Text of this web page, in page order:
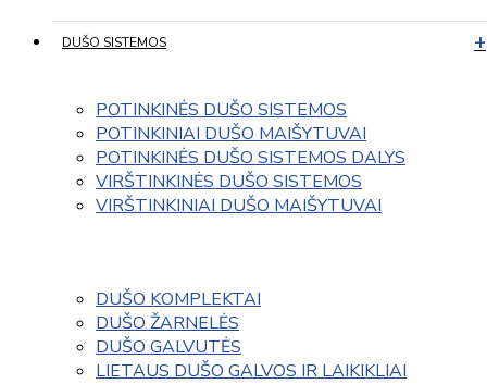
DUŠO SISTEMOS
POTINKINĖS DUŠO SISTEMOS
POTINKINIAI DUŠO MAIŠYTUVAI
POTINKINĖS DUŠO SISTEMOS DALYS
VIRŠTINKINĖS DUŠO SISTEMOS
VIRŠTINKINIAI DUŠO MAIŠYTUVAI
DUŠO KOMPLEKTAI
DUŠO ŽARNELĖS
DUŠO GALVUTĖS
LIETAUS DUŠO GALVOS IR LAIKIKLIAI